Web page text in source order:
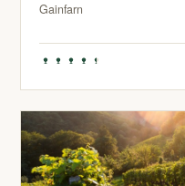
Gainfarn